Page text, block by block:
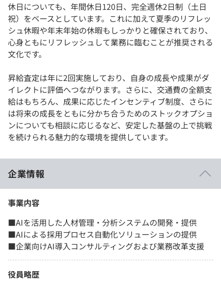
休日についても、年間休日120日、完全週休2日制（土日
祝）をベースとしています。これに加えて夏季のリフレッ
シュ休暇や年末年始の休暇もしっかりと確保されており、
心身ともにリフレッシュして業務に臨むことが推奨される
文化です。
昇給査定は年に2回実施しており、自身の成長や成果がダ
イレクトに評価へつながります。さらに、交通費の全額支
給はもちろん、成果に応じたインセンティブ制度、さらに
は将来の成長をともに分かち合うためのストックオプショ
ンについても相談に応じるなど、安定した基盤の上で挑戦
を続けられる魅力的な環境を提供しています。
企業情報
事業内容
■AIを活用した人材管理・分析システムの開発・提供
■AIによる採用プロセス自動化ソリューションの提供
■企業向けAI導入コンサルティングおよび業務改革支援
役員略歴